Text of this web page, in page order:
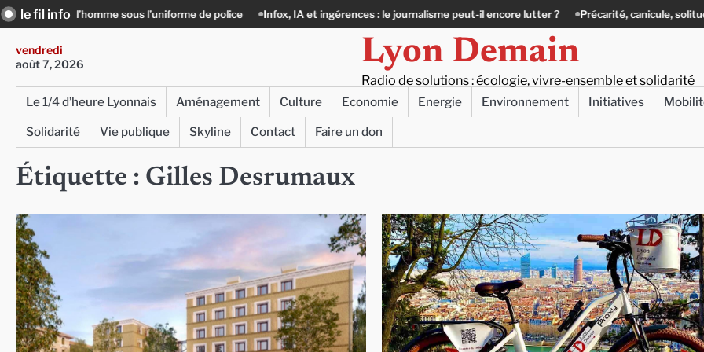
Skip
to
content
le fil infosous l’uniforme de police Infox, IA et ingérences : le journalisme peut-il encore lutter ? Précarité, canicule, solitude : quand le
vendredi
août 7, 2026
Lyon Demain
Radio de solutions : écologie, vivre-ensemble et solidarité
Le 1/4 d’heure Lyonnais Aménagement Culture Economie Energie Environnement Initiatives
Solidarité
Vie publique Skyline Contact Faire un don
Étiquette : Gilles Desrumaux